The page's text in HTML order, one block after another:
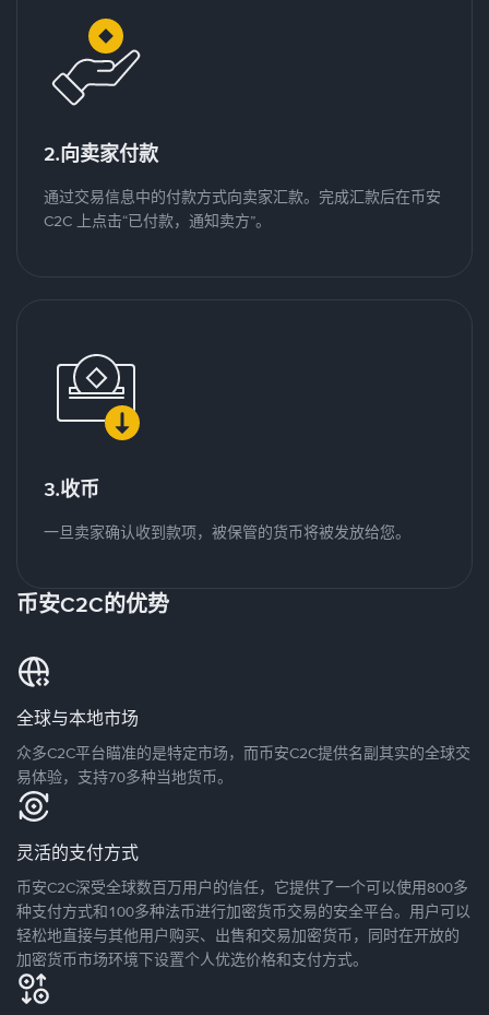
2.向卖家付款
通过交易信息中的付款方式向卖家汇款。完成汇款后在币安
C2C 上点击“已付款，通知卖方”。
3.收币
一旦卖家确认收到款项，被保管的货币将被发放给您。
币安C2C的优势
全球与本地市场
众多C2C平台瞄准的是特定市场，而币安C2C提供名副其实的全球交
易体验，支持70多种当地货币。
灵活的支付方式
币安C2C深受全球数百万用户的信任，它提供了一个可以使用800多
种支付方式和100多种法币进行加密货币交易的安全平台。用户可以
轻松地直接与其他用户购买、出售和交易加密货币，同时在开放的
加密货币市场环境下设置个人优选价格和支付方式。